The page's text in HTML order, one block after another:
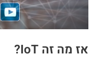
אז מה זה IoT?